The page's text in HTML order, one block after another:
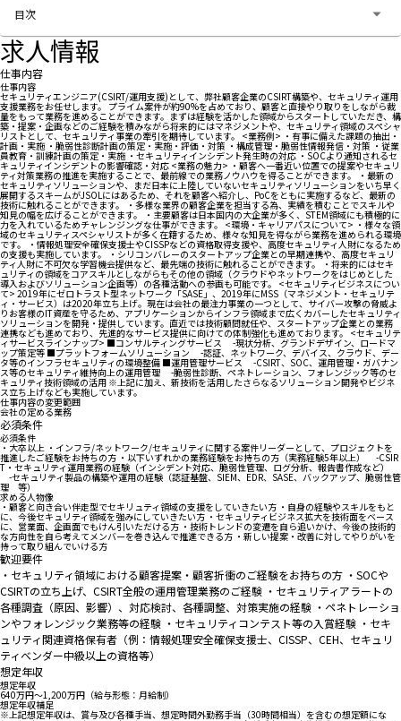
目次
求人情報
仕事内容
仕事内容
セキュリティエンジニア(CSIRT/運用支援)として、弊社顧客企業のCSIRT構築や、セキュリティ運用
支援業務をお任せします。 プライム案件が約90%を占めており、顧客と直接やり取りをしながら裁
量をもって業務を進めることができます。まずは経験を活かした領域からスタートしていただき、構
築・提案・企画などのご経験を積みながら将来的にはマネジメントや、セキュリティ領域のスペシャ
リストとして、セキュリティ事業の牽引を期待しています。 <業務例> ・有事に備えた課題の抽出・
計画・実施 ・脆弱性診断計画の策定・実施・評価・対策 ・構成管理・脆弱性情報発信・対策 ・従業
員教育・訓練計画の策定・実施 ・セキュリティインシデント発生時の対応 ・SOCより通知されるセ
キュリティインシデントの影響確認・対応 <業務の魅力> ・顧客へ一番近い位置での提案やセキュリ
ティ対策業務の推進を実施することで、最前線での業務ノウハウを得ることができます。 ・最新の
セキュリティソリューションや、まだ日本に上陸していないセキュリティソリューションをいち早く
展開するスキームがJSOLにはあるため、それを顧客へ紹介し、PoCをともに実施するなど、最新の
技術に触れることができます。 ・多様な業界の顧客企業を担当する為、実績を積むことでスキルや
知見の幅を広げることができます。 ・主要顧客は日本国内の大企業が多く、STEM領域にも積極的に
力を入れているためチャレンジングな仕事ができます。 <環境・キャリアパスについて> ・様々な領
域のセキュリティスペシャリストが多く在籍するため、様々な知見を得ながら業務を進められる環境
です。 ・情報処理安全確保支援士やCISSPなどの資格取得支援や、高度セキュリティ人財になるため
の支援も実施しています。 ・シリコンバレーのスタートアップ企業との早期連携や、高度セキュリ
ティ人財に不可欠な学習機会提供など、最先端の技術に触れることができます。 ・将来的にはセキ
ュリティの領域をコアスキルとしながらもその他の領域（クラウドやネットワークをはじめとした
導入およびソリューション企画等）の各種活動への参画も可能です。 <セキュリティビジネスについ
て> 2019年にゼロトラスト型ネットワーク「SASE」、2019年にMSS（マネジメント・セキュリテ
ィ・サービス）は2020年立ち上げ。現在は会社の最注力事業の一つとして、サイバー攻撃の脅威よ
りお客様のIT資産を守るため、アプリケーションからインフラ領域まで広くカバーしたセキュリティ
ソリューションを開発・提供しています。直近では技術顧問就任や、スタートアップ企業との業務
連携なども進めており、先進的なサービス提供に向けての体制強化も進めております。 <セキュリテ
ィサービスラインナップ> ■コンサルティングサービス -現状分析、グランドデザイン、ロードマ
ップ策定等 ■プラットフォームソリューション -認証、ネットワーク、デバイス、クラウド、デー
タ等のインフラセキュリティの環境整備 ■運用管理サービス -CSIRT、SOC、運用管理・ガバナン
ス等のセキュリティ維持向上の運用管理 -脆弱性診断、ペネトレーション、フォレンジック等のセ
キュリティ技術領域の活用 ※上記に加え、新技術を活用したさらなるソリューション開発やビジネ
ス立ち上げなども実施しています。
仕事内容の変更範囲
会社の定める業務
必須条件
必須条件
・大卒以上 ・インフラ/ネットワーク/セキュリティに関する案件リーダーとして、プロジェクトを
推進したご経験をお持ちの方 ・以下いずれかの業務経験をお持ちの方（実務経験5年以上） -CSIR
T・セキュリティ運用業務の経験（インシデント対応、脆弱性管理、ログ分析、報告書作成など）
-セキュリティ製品の構築や運用の経験（認証基盤、SIEM、EDR、SASE、バックアップ、脆弱性管
理 等）
求める人物像
・顧客と向き合い伴走型でセキリュティ領域の支援をしていきたい方 ・自身の経験やスキルをもと
に、今後セキュリティ領域を強みにしていきたい方 ・セキュリティビジネス拡大を技術面をベース
に、営業面、企画面でもけん引いただける方 ・技術トレンドの変遷を自ら追いかけ、今後の技術的
な方向性を自ら考えてメンバーを巻き込んで推進できる方 ・新しい提案・改善に対してやりがいを
持って取り組んでいける方
歓迎要件
・セキュリティ領域における顧客提案・顧客折衝のご経験をお持ちの方 ・SOCや
CSIRTの立ち上げ、CSIRT全般の運用管理業務のご経験 ・セキュリティアラートの
各種調査（原因、影響）、対応検討、各種調整、対策実施の経験 ・ペネトレーショ
ンやフォレンジック業務等の経験 ・セキュリティコンテスト等の入賞経験 ・セキ
ュリティ関連資格保有者（例：情報処理安全確保支援士、CISSP、CEH、セキュリ
ティベンダー中級以上の資格等）
想定年収
想定年収
640万円〜1,200万円（給与形態：月給制）
想定年収補足
※上記想定年収は、賞与及び各種手当、想定時間外勤務手当（30時間相当）を含むの想定額にな